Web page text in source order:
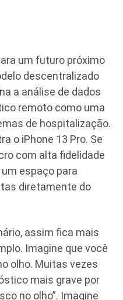
um futuro próximo
descentralizado
a análise de dados
remoto como uma
de hospitalização.
o iPhone 13 Pro. Se
com alta fidelidade
espaço para
diretamente do
assim fica mais
Imagine que você
olho. Muitas vezes
mais grave por
no olho”. Imagine